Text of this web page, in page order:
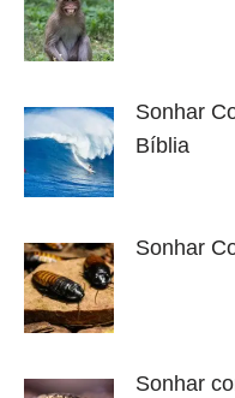
Sonhar
Bíblia
Sonhar
Sonhar